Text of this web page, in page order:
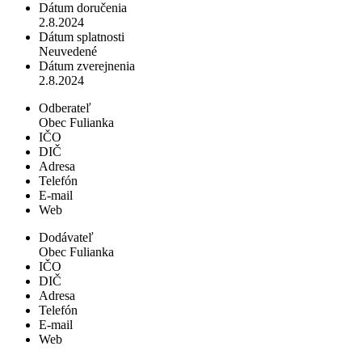
Dátum doručenia
2.8.2024
Dátum splatnosti
Neuvedené
Dátum zverejnenia
2.8.2024
Odberateľ
Obec Fulianka
IČO
DIČ
Adresa
Telefón
E-mail
Web
Dodávateľ
Obec Fulianka
IČO
DIČ
Adresa
Telefón
E-mail
Web